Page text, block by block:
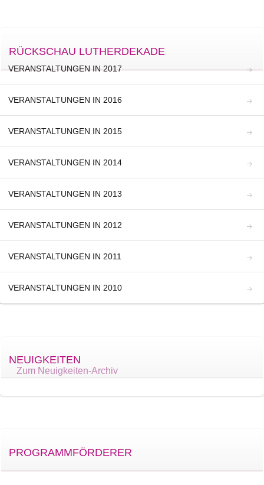
RÜCKSCHAU LUTHERDEKADE
VERANSTALTUNGEN IN 2017
VERANSTALTUNGEN IN 2016
VERANSTALTUNGEN IN 2015
VERANSTALTUNGEN IN 2014
VERANSTALTUNGEN IN 2013
VERANSTALTUNGEN IN 2012
VERANSTALTUNGEN IN 2011
VERANSTALTUNGEN IN 2010
NEUIGKEITEN
Zum Neuigkeiten-Archiv
PROGRAMMFÖRDERER